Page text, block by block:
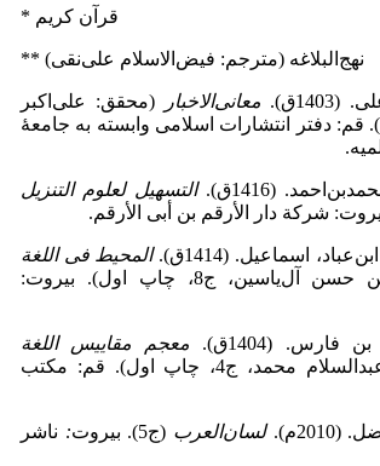
* قرآن کریم
** نهج‌البلاغه (مترجم: فیض‌الاسلام علی‌نقی)
معانیالاخبار
(محقق: علی‌اکبر
قم: دفتر انتشارات اسلامی وابسته به جامعۀ
(1416ق).
التسهیل لعلوم التنزیل
اسماعیل. (1414ق).
المحیط فی اللغة
(محقق: محمد بن ‌حسن آل‌یاسین، ج8، چاپ اول). بیروت:
‌فارس. (1404ق).
معجم مقاییس اللغة
(محقق: هارون عبدالسلام محمد، ج4، چاپ اول). قم: مکتب
لسانالعرب (ج5). بیروت: ناشر